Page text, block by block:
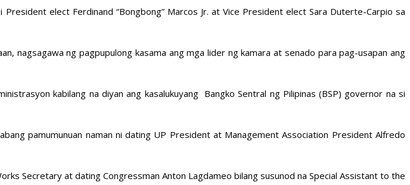
elect Ferdinand “Bongbong” Marcos Jr. at Vice President elect Sara Duterte-Carpio sa
nagsagawa ng pagpupulong kasama ang mga lider ng kamara at senado para pag-usapan ang
kabilang na diyan ang kasalukuyang Bangko Sentral ng Pilipinas (BSP) governor na si
pamumunuan naman ni dating UP President at Management Association President Alfredo
Secretary at dating Congressman Anton Lagdameo bilang susunod na Special Assistant to the